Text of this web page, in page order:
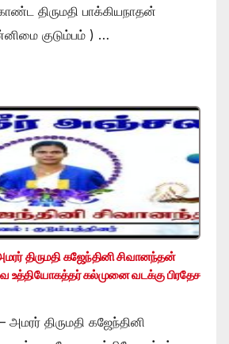
திருமதி பாக்கியநாதன்
குடும்பம் ) …
திருமதி கஜேந்தினி சிவானந்தன்
உத்தியோகத்தர் கல்முனை வடக்கு பிரதேச
திருமதி கஜேந்தினி